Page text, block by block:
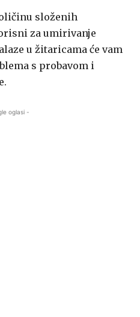
složenih
za umirivanje
u žitaricama će vam
s probavom i
oglasi -